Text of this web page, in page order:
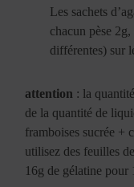
Les sachets
chacun pèse
différentes) sur
attention : la
de la quantité de
framboises sucrée +
utilisez des feuilles
16g de gélatine pour